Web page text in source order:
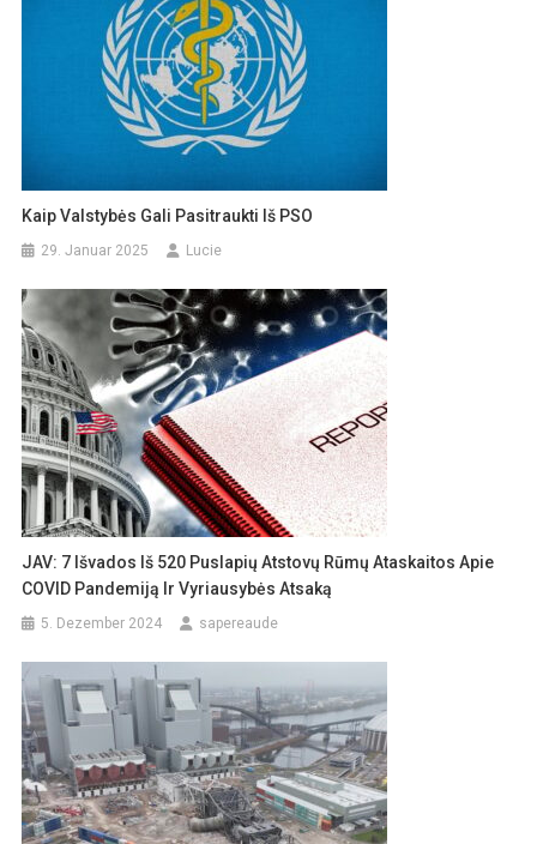
Kaip Valstybės Gali Pasitraukti Iš PSO
29. Januar 2025 Lucie
JAV: 7 Išvados Iš 520 Puslapių Atstovų Rūmų Ataskaitos Apie
COVID Pandemiją Ir Vyriausybės Atsaką
5. Dezember 2024 sapereaude